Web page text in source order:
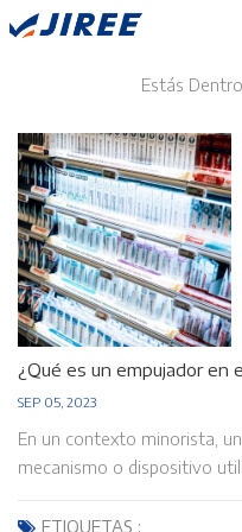
Estás
¿Qué es un empujador en
SEP 05, 2023
En un contexto minorista,
mecanismo o dispositivo
hacia adelante en un
que los clientes compran o
ETIQUETAS :